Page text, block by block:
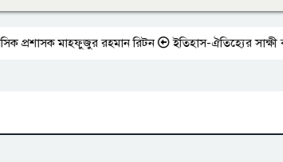
মাহফুজুর রহমান রিটন ইতিহাস-ঐতিহ্যের সাক্ষী বাঘা